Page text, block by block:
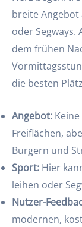
breite Angebot
oder Segways.
dem frühen
die besten
Angebot:
Freiflächen,
Burgern und
Sport: Hier
leihen oder
Nutzer-
modernen,